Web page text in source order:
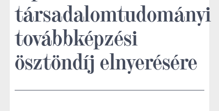
társadalomtudományi
továbbképzési
ösztöndíj elnyerésére